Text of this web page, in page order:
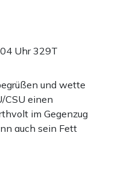
Uhr329T
und wette
CSU einen
im Gegenzug
auch sein Fett